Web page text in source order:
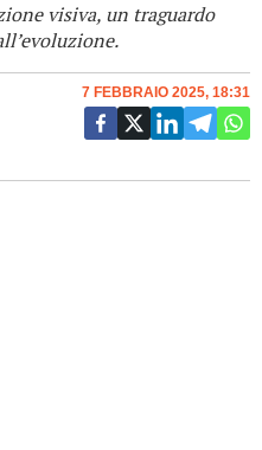
visiva, un traguardo
7 FEBBRAIO 2025, 18:31